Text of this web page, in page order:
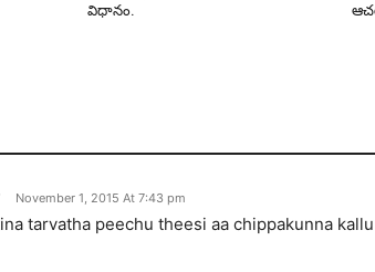
విధానం.
November 1, 2015 At 7:43 pm
tarvatha peechu theesi aa chippakunna